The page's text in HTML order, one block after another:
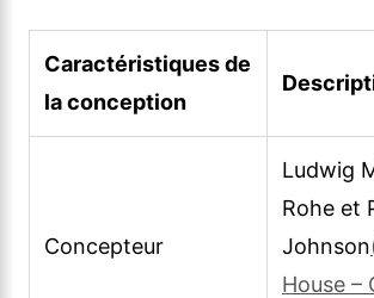
Caractéristiques de
la conception
Concepteur
Ludwig
Rohe et
Johnson
House –